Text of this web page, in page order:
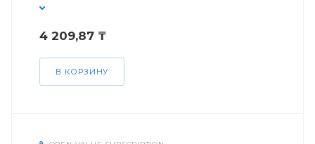
4 209,87 ₸
В КОРЗИНУ